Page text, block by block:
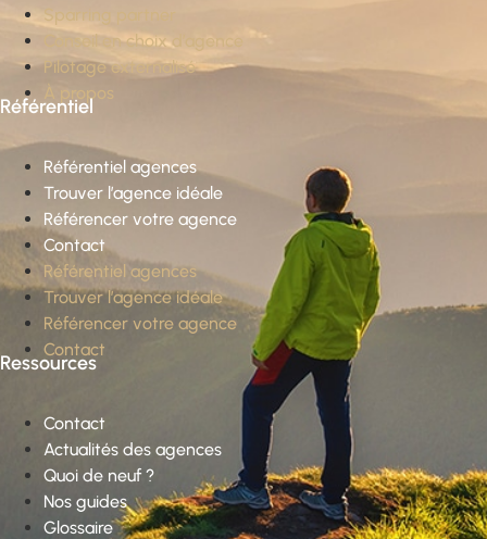
Sparring partner
Conseil en choix d’agence
Pilotage externalisé
À propos
Référentiel
Référentiel agences
Trouver l’agence idéale
Référencer votre agence
Contact
Référentiel agences
Trouver l’agence idéale
Référencer votre agence
Contact
Ressources
Contact
Actualités des agences
Quoi de neuf ?
Nos guides
Glossaire